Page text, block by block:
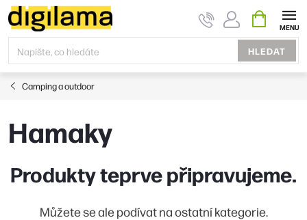
Přejít
na
obsah
HLEDAT
KOŠÍK
Camping a outdoor
Hamaky
Produkty teprve připravujeme.
Můžete se ale podívat na ostatní kategorie.